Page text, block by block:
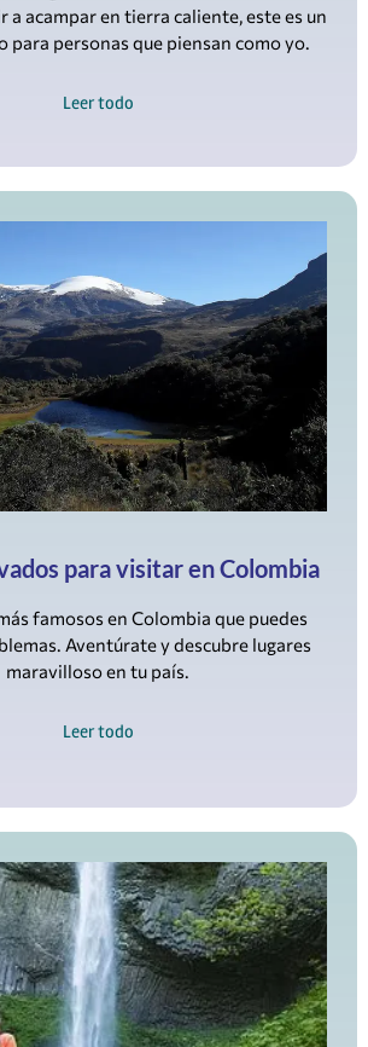
Leer todo
para visitar en Colombia
Aventúrate y descubre lugares
Leer todo